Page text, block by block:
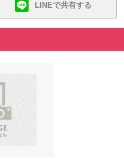
LINEで共有する